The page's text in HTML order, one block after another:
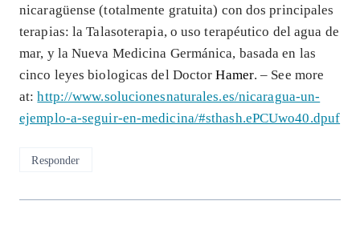
nicaragüense (totalmente gratuita) con dos principales
terapias: la Talasoterapia, o uso terapéutico del agua de
mar, y la Nueva Medicina Germánica, basada en las
cinco leyes biologicas del DoctorHamer. – See more
at:http://www.solucionesnaturales.es/nicaragua-un-
ejemplo-a-seguir-en-medicina/#sthash.ePCUwo40.dpuf
Responder